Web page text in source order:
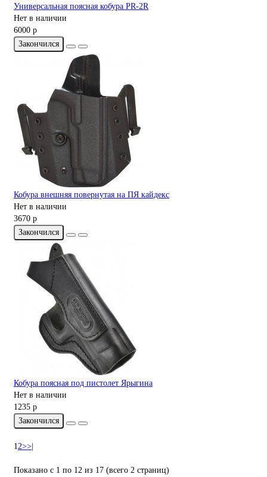
Универсальная поясная кобура PR-2R
Нет в наличии
6000 р
Закончился
Кобура внешняя повернутая на ПЯ кайдекс
Нет в наличии
3670 р
Закончился
Кобура поясная под пистолет Ярыгина
Нет в наличии
1235 р
Закончился
12>>|
Показано с 1 по 12 из 17 (всего 2 страниц)